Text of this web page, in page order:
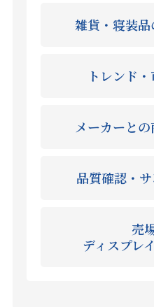
雑貨・寝装
トレンド
メーカーと
品質確認・
売
ディスプレ